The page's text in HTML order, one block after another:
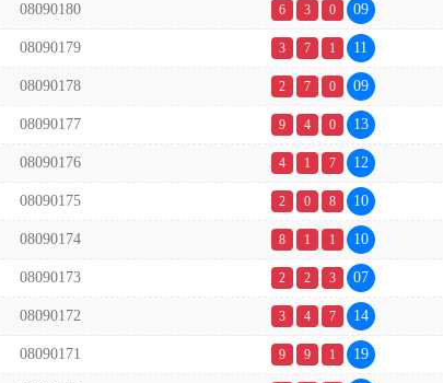
08090180 6 3 0 09
08090179 3 7 1 11
08090178 2 7 0 09
08090177 9 4 0 13
08090176 4 1 7 12
08090175 2 0 8 10
08090174 8 1 1 10
08090173 2 2 3 07
08090172 3 4 7 14
08090171 9 9 1 19